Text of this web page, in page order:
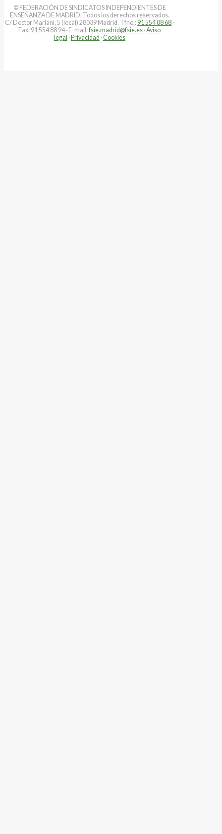
© FEDERACIÓN DE SINDICATOS INDEPENDIENTES DE
ENSEÑANZA DE MADRID. Todos los derechos reservados.
C/ Doctor Mariani, 5 (local) 28039 Madrid. Tfno.: 91 554 08 68 ·
Fax: 91 554 88 94 · E-mail:fsie.madrid@fsie.es ·Aviso
legal ·Privacidad · Cookies